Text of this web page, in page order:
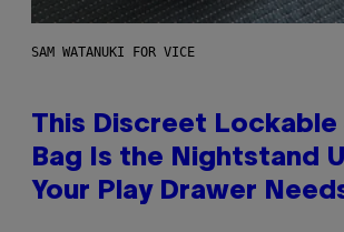
SAM WATANUKI FOR VICE
This Discreet Lockable
Bag Is the Nightstand
Your Play Drawer